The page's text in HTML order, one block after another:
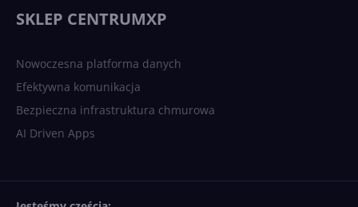
SKLEP CENTRUMXP
Nowoczesna platforma danych
Efektywna komunikacja
Bezpieczna infrastruktura chmurowa
AI Driven Apps